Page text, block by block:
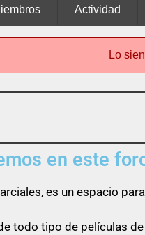
Actividad
Lo
en este
, es un espacio
todo tipo de películas